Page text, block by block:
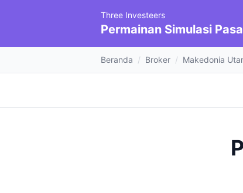
Three Investeers
Permainan Simulasi
Beranda / Broker / Makedonia